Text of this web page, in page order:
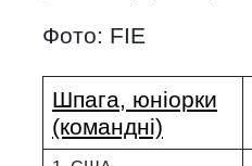
Фото: FIE
Шпага, юніорки
(командні)